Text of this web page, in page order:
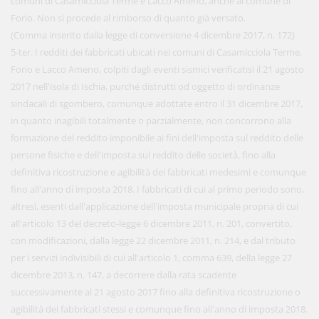
Forio. Non si procede al rimborso di quanto già versato.
(Comma inserito dalla legge di conversione 4 dicembre 2017, n. 172)
5-ter. I redditi dei fabbricati ubicati nei comuni di Casamicciola Terme,
Forio e Lacco Ameno, colpiti dagli eventi sismici verificatisi il 21 agosto
2017 nell'isola di Ischia, purché distrutti od oggetto di ordinanze
sindacali di sgombero, comunque adottate entro il 31 dicembre 2017,
in quanto inagibili totalmente o parzialmente, non concorrono alla
formazione del reddito imponibile ai fini dell'imposta sul reddito delle
persone fisiche e dell'imposta sul reddito delle società, fino alla
definitiva ricostruzione e agibilità dei fabbricati medesimi e comunque
fino all'anno di imposta 2018. I fabbricati di cui al primo periodo sono,
altresì, esenti dall'applicazione dell'imposta municipale propria di cui
all'articolo 13 del decreto-legge 6 dicembre 2011, n. 201, convertito,
con modificazioni, dalla legge 22 dicembre 2011, n. 214, e dal tributo
per i servizi indivisibili di cui all'articolo 1, comma 639, della legge 27
dicembre 2013, n. 147, a decorrere dalla rata scadente
successivamente al 21 agosto 2017 fino alla definitiva ricostruzione o
agibilità dei fabbricati stessi e comunque fino all'anno di imposta 2018.